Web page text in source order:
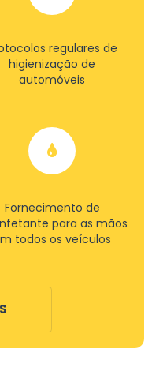
regulares de
higienização de
automóveis
Fornecimento de
para as mãos
todos os veículos